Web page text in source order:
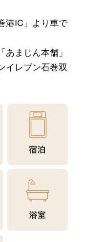
港IC」より車で
まじん本舗」
イレブン石巻双